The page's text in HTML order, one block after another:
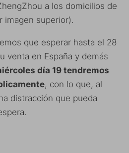
a los domicilios de
imagen superior).
que esperar hasta el 28
venta en España y demás
día 19 tendremos
, con lo que, al
distracción que pueda